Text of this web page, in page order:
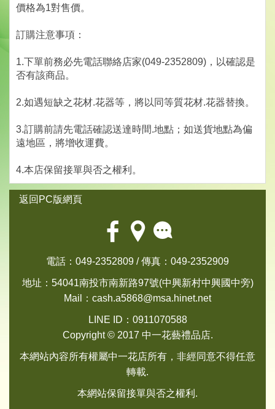
價格為1對售價。
訂購注意事項：
1.下單前務必先電話聯絡店家(049-2352809)，以確認是
否有該商品。
2.如遇短缺之花材.花器等，將以同等質花材.花器替換。
3.訂購前請先電話確認送達時間.地點；如送貨地點為偏
遠地區，將增收運費。
4.本店保留接單與否之權利。
返回PC版網頁
電話：049-2352809 / 傳真：049-2352909
地址：54041南投市南新路97號(中興新村中興國中旁)
Mail： cash.a5868@msa.hinet.net
LINE ID：0911070588
Copyright © 2017 中一花藝禮品店.
本網站內容所有權屬中一花店所有，非經同意不得任意
轉載.
本網站保留接單與否之權利.